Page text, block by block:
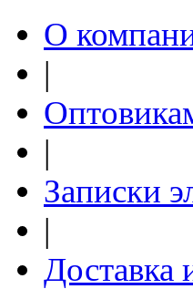
О
|
|
Записки
|
Доставка